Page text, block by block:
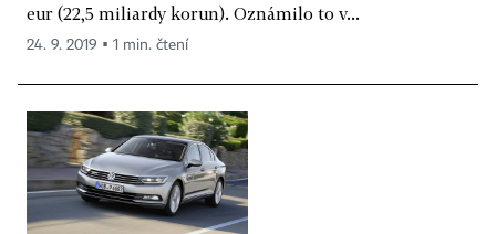
eur (22,5 miliardy korun). Oznámilo to v...
24. 9. 2019 ▪ 1 min. čtení